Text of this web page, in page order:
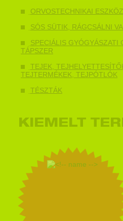
ORVOSTECHNIKAI ESZKÖZ
SÓS SÜTIK, RÁGCSÁLNI
SPECIÁLIS GYÓGYÁSZATI
TÁPSZER
TEJEK,
TEJTERMÉKEK, TEJPÓTLÓK
TÉSZTÁK
KIEMELT